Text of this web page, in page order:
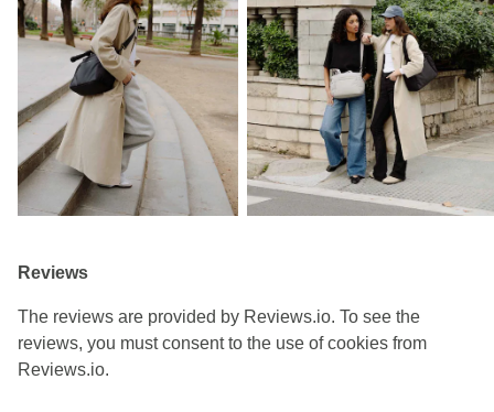
Reviews
The reviews are provided by Reviews.io. To see the
reviews, you must consent to the use of cookies from
Reviews.io.